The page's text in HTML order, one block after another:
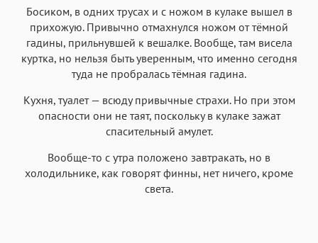
Босиком, в одних трусах и с ножом в кулаке вышел в
прихожую. Привычно отмахнулся ножом от тёмной
гадины, прильнувшей к вешалке. Вообще, там висела
куртка, но нельзя быть уверенным, что именно сегодня
туда не пробралась тёмная гадина.
Кухня, туалет — всюду привычные страхи. Но при этом
опасности они не таят, поскольку в кулаке зажат
спасительный амулет.
Вообще-то с утра положено завтракать, но в
холодильнике, как говорят финны, нет ничего, кроме
света.